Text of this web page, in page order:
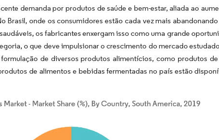
demanda por produtos de saúde e bem-estar, aliada ao
Brasil, onde os consumidores estão cada vez mais
os fabricantes enxergam isso como uma grande
o que deve impulsionar o crescimento do mercado
de diversos produtos alimentícios, como produtos
de alimentos e bebidas fermentadas no país estão